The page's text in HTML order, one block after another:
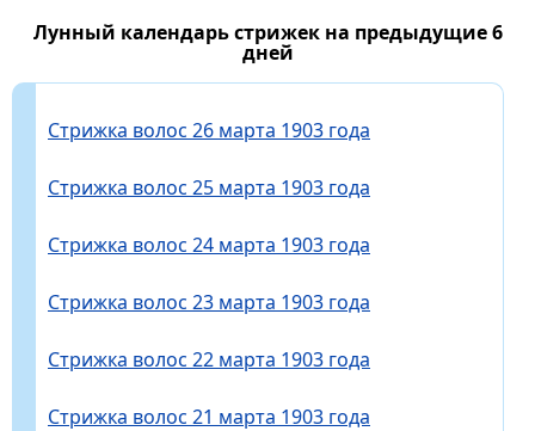
Лунный календарь стрижек на предыдущие 6
дней
Стрижка волос 26 марта 1903 года
Стрижка волос 25 марта 1903 года
Стрижка волос 24 марта 1903 года
Стрижка волос 23 марта 1903 года
Стрижка волос 22 марта 1903 года
Стрижка волос 21 марта 1903 года